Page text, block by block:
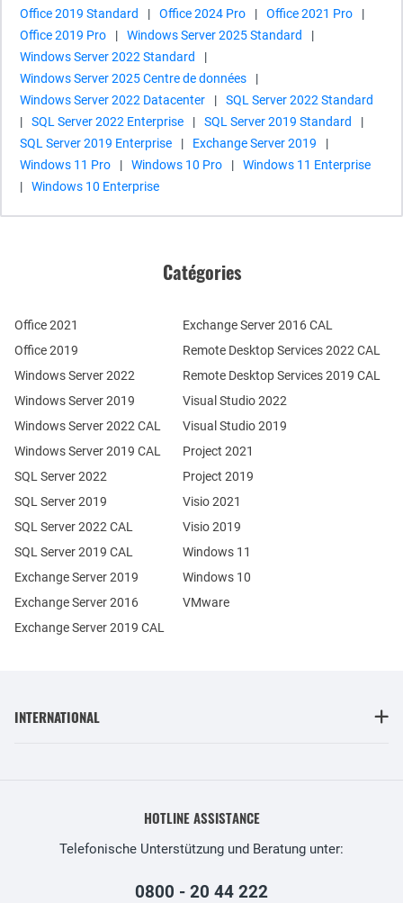
Office 2019 Standard
| Office 2024 Pro | Office 2021 Pro
|
Office 2019 Pro
| Windows Server 2025 Standard
|
Windows Server 2022 Standard
|
Windows Server 2025 Centre de données
|
Windows Server 2022 Datacenter
|
SQL Server 2022 Standard
|
SQL Server 2022 Enterprise | SQL Server 2019 Standard
|
SQL Server 2019 Enterprise
| Exchange Server 2019
|
Windows 11 Pro
| Windows 10 Pro |
Windows 11 Enterprise
|
Windows 10 Enterprise
Catégories
Office 2021
Office 2019
Windows Server 2022
Windows Server 2019
Exchange Server 2019
Exchange Server 2016
SQL Server 2022
SQL Server 2019
Windows Server 2022 CAL
Windows Server 2019 CAL
SQL Server 2022 CAL
SQL Server 2019 CAL
Remote Desktop Services 2022 CAL
Remote Desktop Services 2019 CAL
Exchange Server 2019 CAL
Exchange Server 2016 CAL
Visual Studio 2022
Visual Studio 2019
Project 2021
Project 2019
Visio 2021
Visio 2019
Windows 11
Windows 10
VMware
INTERNATIONAL
HOTLINE ASSISTANCE
Telefonische Unterstützung und Beratung unter:
0800 - 20 44 222